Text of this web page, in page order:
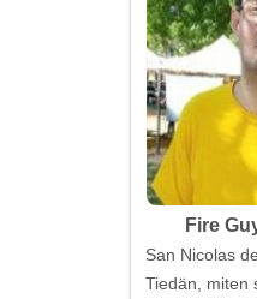
Fire
San Nicolas
Tiedän, miten